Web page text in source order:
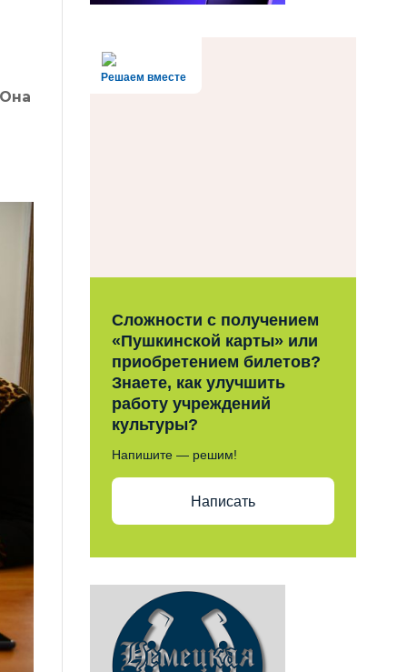
Решаем вместе
Сложности с получением
«Пушкинской карты» или
приобретением билетов?
Знаете, как улучшить
работу учреждений
культуры?
Напишите — решим!
Написать